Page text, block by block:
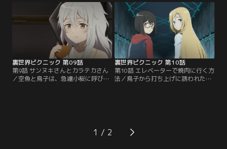
を行い、高揚した気分のまま、ここ
に辿り着いていた。空魚が、まだ寝
ぼけている鳥子に帰京の準備を促す
と、意外なことを言われる。なんと
これから「海に行く」というのだ。
【提供：バンダイチャンネル】
でいた。誤解を解く間もなく、茜理
の話を聞かされることになる空魚。
相談というのは「猫の忍者に襲われ
る」というものだった。荒唐無稽な
デタラメにしか思えない話だが、空
魚には心あたりがあった。【提供：
バンダイチャンネル】
裏世界ピクニック 第09話
第9話 サンヌキさんとカラテカさん
／空魚と鳥子は、急遽小桜に呼び出
される。彼女の自宅を訪れると、そ
が、鳥子にも促されて相談に乗るこ
とになる。それは、茜理の幼なじみ
裏世界ピクニック 第10話
第10話 エレベーターで焼肉に行く方
法／鳥子から打ち上げに誘われた空
理の不可解な言動の後、通話が切れ
る。空魚と鳥子は、茜理の話の経緯
1